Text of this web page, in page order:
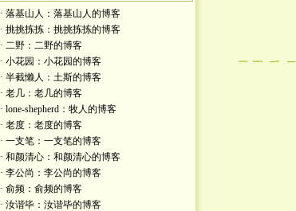
· 落基山人：落基山人的博客
· 挑挑拣拣：挑挑拣拣的博客
· 二野：二野的博客
· 小花园：小花园的博客
· 半截懒人：土斯的博客
· 老几：老几的博客
· lone-shepherd：牧人的博客
· 老度：老度的博客
· 一支笔：一支笔的博客
· 和颜清心：和颜清心的博客
· 李公尚：李公尚的博客
· 俞频：俞频的博客
· 汝谐毕：汝谐毕的博客